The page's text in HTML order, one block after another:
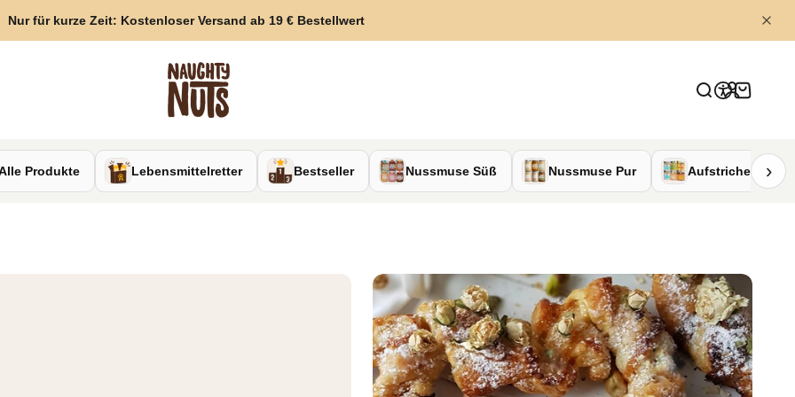
Nur für kurze Zeit: Kostenloser Versand ab 19 € Bestellwert
Naughty Nuts
SucheAnmelden
Produkte Lebensmittelretter Bestseller Nussmuse Süß Nussmuse Pur Aufstriche ›